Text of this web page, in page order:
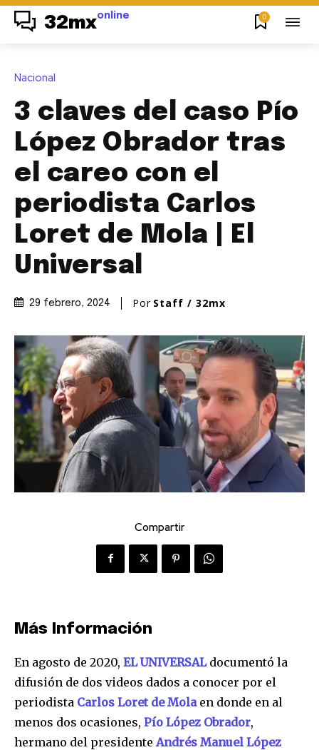
32mxonline 0
Nacional
3 claves del caso Pío
López Obrador tras
el careo con el
periodista Carlos
Loret de Mola | El
Universal
29 febrero, 2024 Por Staff / 32mx
Compartir
Más Información
En agosto de 2020, EL UNIVERSALdocumentó la
difusión de dos videos dados a conocer por el
periodista Carlos Loret de Molaen donde en al
menos dos ocasiones, Pío López Obrador,
hermano del presidente Andrés Manuel López